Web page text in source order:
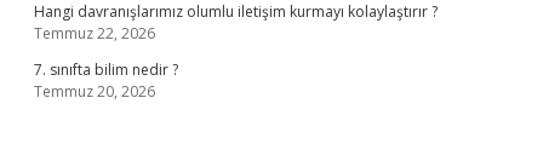
Hangi davranışlarımız olumlu iletişim kurmayı kolaylaştırır ?
Temmuz 22, 2026
7. sınıfta bilim nedir ?
Temmuz 20, 2026